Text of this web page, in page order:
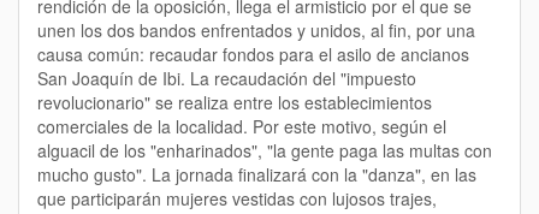
rendición de la oposición, llega el armisticio por el que se
unen los dos bandos enfrentados y unidos, al fin, por una
causa común: recaudar fondos para el asilo de ancianos
San Joaquín de Ibi. La recaudación del "impuesto
revolucionario" se realiza entre los establecimientos
comerciales de la localidad. Por este motivo, según el
alguacil de los "enharinados", "la gente paga las multas con
mucho gusto". La jornada finalizará con la "danza", en las
que participarán mujeres vestidas con lujosos trajes,